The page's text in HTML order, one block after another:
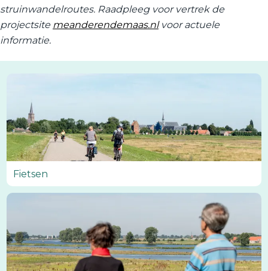
struinwandelroutes. Raadpleeg voor vertrek de
projectsite meanderendemaas.nlvoor actuele
informatie.
Fietsen
t
s
e
W
n
d
e